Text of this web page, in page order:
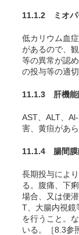
11.1.2 ミオパ
低カリウム血
があるので、
等の異常が認
の投与等の適
11.1.3 肝機能
AST、ALT、
害、黄疸があ
11.1.4 腸間膜
長期投与によ
る。腹痛、下
場合、又は便
T、大腸内視鏡
を行うこと。
いる。［8.3参